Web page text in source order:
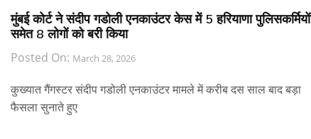
मुंबई कोर्ट ने संदीप गडोली एनकाउंटर केस में 5 हरियाणा पुलिसकर्मियों
समेत 8 लोगों को बरी किया
Posted On: March 28, 2026
कुख्यात गैंगस्टर संदीप गडोली एनकाउंटर मामले में करीब दस साल बाद बड़ा
फैसला सुनाते हुए